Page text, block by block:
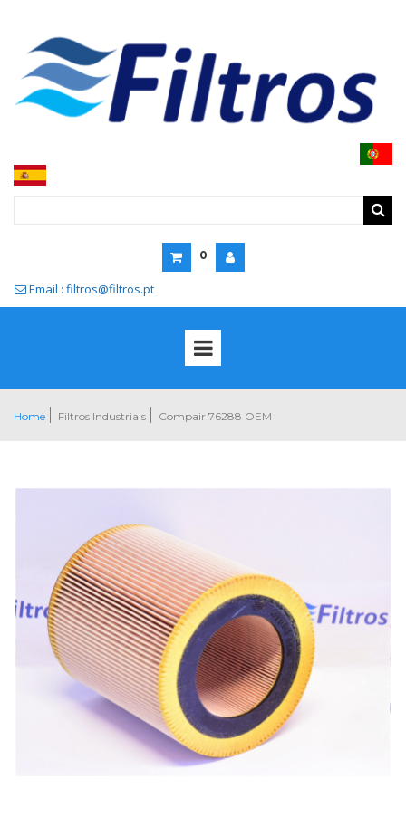
0
 Email : filtros@filtros.pt
Home Filtros Industriais Compair 76288 OEM